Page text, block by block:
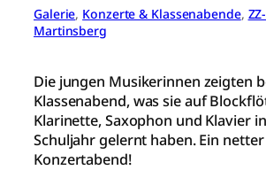
Galerie, Konzerte & Klassenabende,
Martinsberg
Die jungen Musikerinnen zeigten
Klassenabend, was sie auf
Klarinette, Saxophon und Klavier
Schuljahr gelernt haben. Ein netter
Konzertabend!